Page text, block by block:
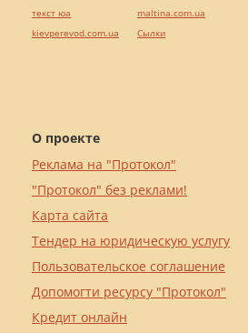
О проекте
Реклама на "Протокол"
"Протокол" без реклами!
Карта сайта
Тендер на юридическую услугу
Пользовательское соглашение
Допомогти ресурсу "Протокол"
Кредит онлайн
текст юа
kievperevod.com.ua
maltina.com.ua
Cылки